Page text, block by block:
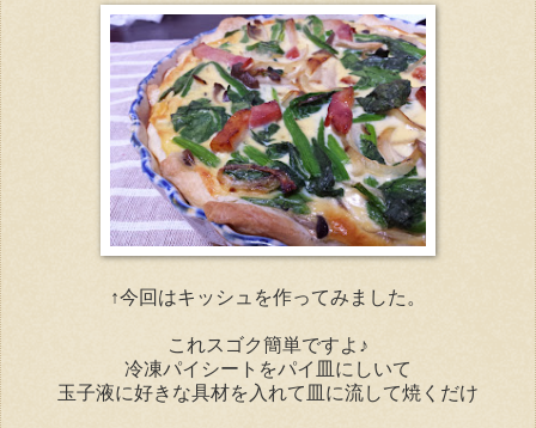
↑今回はキッシュを作ってみました。
これスゴク簡単ですよ♪
冷凍パイシートをパイ皿にしいて
玉子液に好きな具材を入れて皿に流して焼くだけ